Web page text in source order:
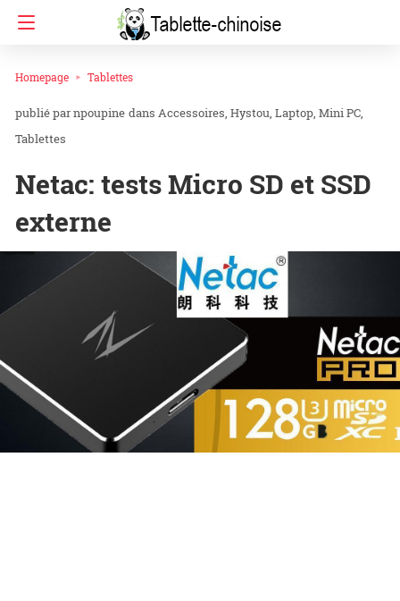
Homepage Tablettes
npoupine dans Accessoires Hystou Laptop Mini PC
Tablettes
Netac: tests Micro SD et SSD
externe